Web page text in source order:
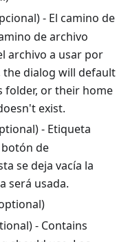
- El camino de
de archivo
archivo a usar por
dialog will default
folder, or their home
exist.
- Etiqueta
de
se deja vacía la
será usada.
- Contains